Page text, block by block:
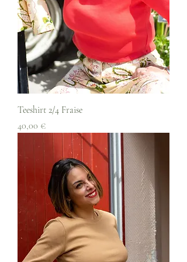
Teeshirt 2/4 Fraise
Prix
40,00 €